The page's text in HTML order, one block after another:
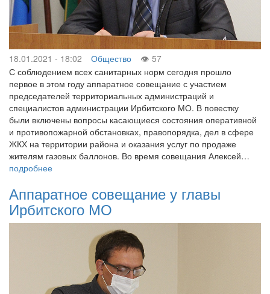
18.01.2021 - 18:02 Общество
57
С соблюдением всех санитарных норм сегодня прошло
первое в этом году аппаратное совещание с участием
председателей территориальных администраций и
специалистов администрации Ирбитского МО. В повестку
были включены вопросы касающиеся состояния оперативной
и противопожарной обстановках, правопорядка, дел в сфере
ЖКХ на территории района и оказания услуг по продаже
жителям газовых баллонов. Во время совещания Алексей…
подробнее
Аппаратное совещание у главы
Ирбитского МО